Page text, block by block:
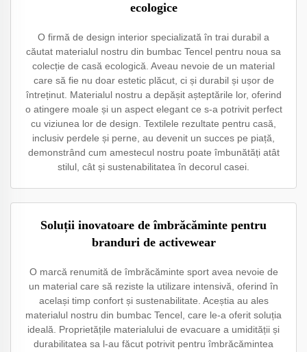
ecologice
O firmă de design interior specializată în trai durabil a
căutat materialul nostru din bumbac Tencel pentru noua sa
colecție de casă ecologică. Aveau nevoie de un material
care să fie nu doar estetic plăcut, ci și durabil și ușor de
întreținut. Materialul nostru a depășit așteptările lor, oferind
o atingere moale și un aspect elegant ce s-a potrivit perfect
cu viziunea lor de design. Textilele rezultate pentru casă,
inclusiv perdele și perne, au devenit un succes pe piață,
demonstrând cum amestecul nostru poate îmbunătăți atât
stilul, cât și sustenabilitatea în decorul casei.
Soluții inovatoare de îmbrăcăminte pentru
branduri de activewear
O marcă renumită de îmbrăcăminte sport avea nevoie de
un material care să reziste la utilizare intensivă, oferind în
același timp confort și sustenabilitate. Aceștia au ales
materialul nostru din bumbac Tencel, care le-a oferit soluția
ideală. Proprietățile materialului de evacuare a umidității și
durabilitatea sa l-au făcut potrivit pentru îmbrăcămintea